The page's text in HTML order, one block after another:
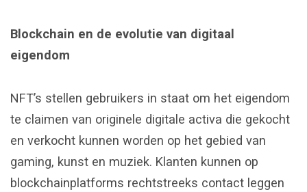
Blockchain en de evolutie van digitaal
eigendom
NFT’s stellen gebruikers in staat om het eigendom
te claimen van originele digitale activa die gekocht
en verkocht kunnen worden op het gebied van
gaming, kunst en muziek. Klanten kunnen op
blockchainplatforms rechtstreeks contact leggen